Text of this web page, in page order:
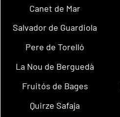
Canet de Mar
Salvador de Guardiola
Pere de Torelló
La Nou de Berguedà
Fruitós de Bages
Quirze Safaja